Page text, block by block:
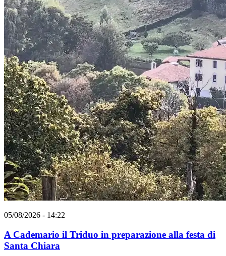
05/08/2026 - 14:22
A Cademario il Triduo in preparazione alla festa di
Santa Chiara